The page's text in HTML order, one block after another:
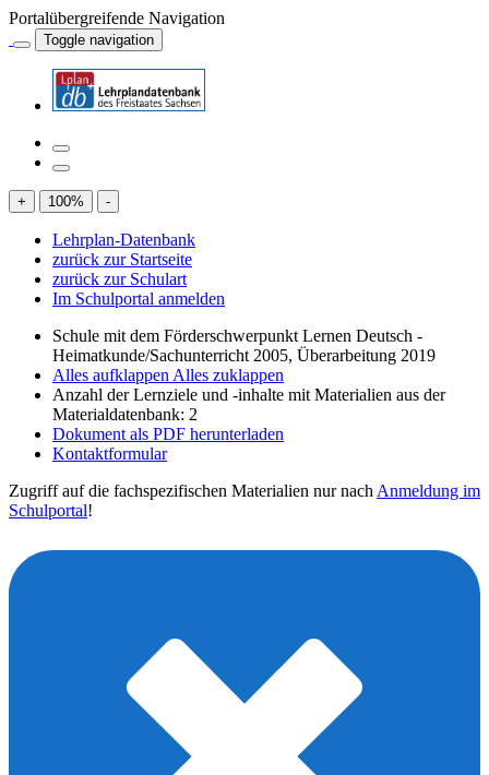
Portalübergreifende Navigation
Toggle navigation
+ 100% -
Lehrplan-Datenbank
zurück zur Startseite
zurück zur Schulart
Im Schulportal anmelden
Schule mit dem Förderschwerpunkt Lernen Deutsch -
Heimatkunde/Sachunterricht 2005, Überarbeitung 2019
Alles aufklappen Alles zuklappen
Anzahl der Lernziele und -inhalte mit Materialien aus der
Materialdatenbank: 2
Dokument als PDF herunterladen
Kontaktformular
Zugriff auf die fachspezifischen Materialien nur nach Anmeldung im
Schulportal!